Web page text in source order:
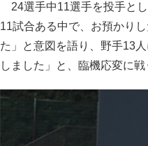
24選手中11選手を投手とし
11試合ある中で、お預かり
た」と意図を語り、野手13
しました」と、臨機応変に